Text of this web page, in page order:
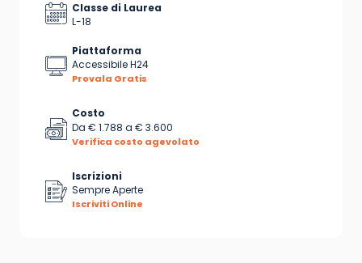
Classe di Laurea
L-18
Piattaforma
Accessibile H24
Provala Gratis
Costo
Da € 1.788 a € 3.600
Verifica costo agevolato
Iscrizioni
Sempre Aperte
Iscriviti Online